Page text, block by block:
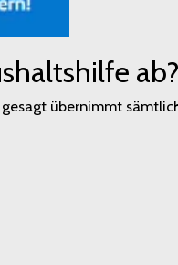
ab?
übernimmt